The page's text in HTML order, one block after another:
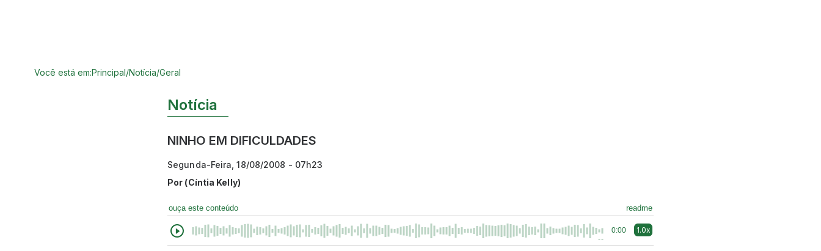
Você está em:Principal/Notícia/Geral
Notícia
NINHO EM DIFICULDADES
Segunda-Feira, 18/08/2008 - 07h23
Por (Cíntia Kelly)
ouça este conteúdo readme
0:00 1.0x